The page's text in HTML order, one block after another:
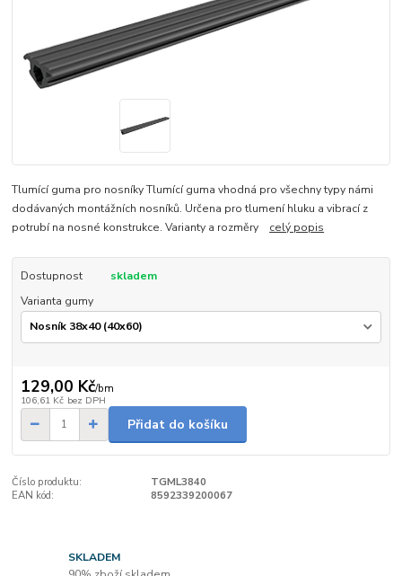
Tlumící guma pro nosníky Tlumící guma vhodná pro všechny typy námi
dodávaných montážních nosníků. Určena pro tlumení hluku a vibrací z
potrubí na nosné konstrukce. Varianty a rozměry celý popis
Dostupnost
skladem
Varianta gumy
129,00 Kč/bm
106,61 Kč bez DPH
Přidat do košíku
Číslo produktu:
TGML3840
EAN kód:
8592339200067
SKLADEM